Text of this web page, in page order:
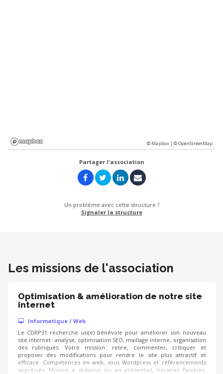
© Mapbox |© OpenStreetMap
Partager l'association
Un problème avec cette structure ?
Signaler la structure
Les missions de l'association
Optimisation & amélioration de notre site
internet
Informatique / Web
Le CDRP31 recherche un(e) bénévole pour améliorer son nouveau
site internet : analyse, optimisation SEO, maillage interne, organisation
des rubriques. Votre mission : relire, commenter, critiquer et
proposer des modifications pour rendre le site plus attractif et
efficace. Compétences en web, sous Wordpress et référencements
appréciés. Mission à distance ou en présentiel, horaires flexibles.